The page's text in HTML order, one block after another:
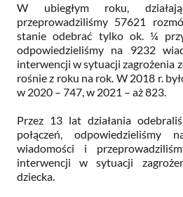
W ubiegłym roku,
przeprowadziliśmy 57621
stanie odebrać tylko ok. ¼
odpowiedzieliśmy na 9232
interwencji w sytuacji zagrożenia
rośnie z roku na rok. W 2018 r.
w 2020 – 747, w 2021 – aż 823.
Przez 13 lat działania
połączeń,
wiadomości i
interwencji w sytuacji
dziecka.